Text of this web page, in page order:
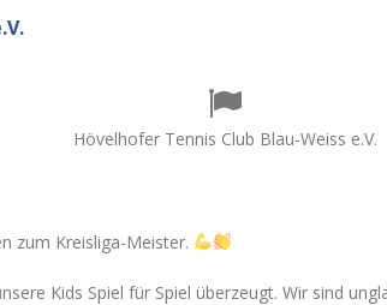
Hövelhofer Tennis Club Blau-Weiss e.V.
zum Kreisliga-Meister.
Kids Spiel für Spiel überzeugt. Wir sind